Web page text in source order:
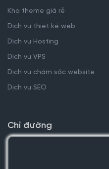
Kho theme giá rẻ
Dịch vụ thiết kế web
Dịch vụ Hosting
Dịch vụ VPS
Dịch vụ chăm sóc website
Dịch vụ SEO
Chỉ đường